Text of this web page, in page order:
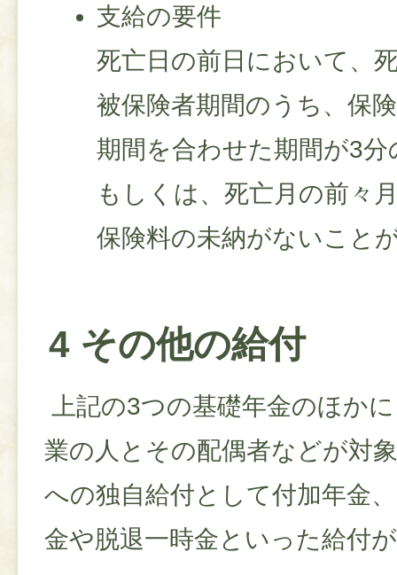
支給の要件
死亡日の前日において、
被保険者期間のうち、保
期間を合わせた期間が3
もしくは、死亡月の前々
保険料の未納がないこと
4 その他の給付
上記の3つの基礎年金のほか
業の人とその配偶者などが対
への独自給付として付加年金
金や脱退一時金といった給付